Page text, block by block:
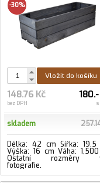
-30%
Vložit do košíku
148.76 Kč
bez DPH s
skladem
Délka: 42 cm Šířka: 19,5
Výška: 16 cm Váha:
Ostatní rozměry
fotografie.